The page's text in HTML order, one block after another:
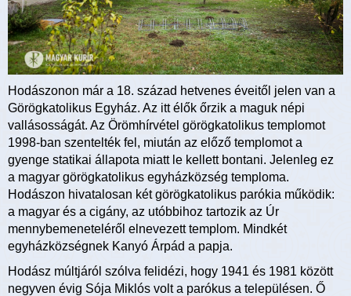
Hodászonon már a 18. század hetvenes éveitől jelen van a
Görögkatolikus Egyház. Az itt élők őrzik a maguk népi
vallásosságát. Az Örömhírvétel görögkatolikus templomot
1998-ban szentelték fel, miután az előző templomot a
gyenge statikai állapota miatt le kellett bontani. Jelenleg ez
a magyar görögkatolikus egyházközség temploma.
Hodászon hivatalosan két görögkatolikus parókia működik:
a magyar és a cigány, az utóbbihoz tartozik az Úr
mennybemeneteléről elnevezett templom. Mindkét
egyházközségnek Kanyó Árpád a papja.
Hodász múltjáról szólva felidézi, hogy 1941 és 1981 között
negyven évig Sója Miklós volt a parókus a településen. Ő